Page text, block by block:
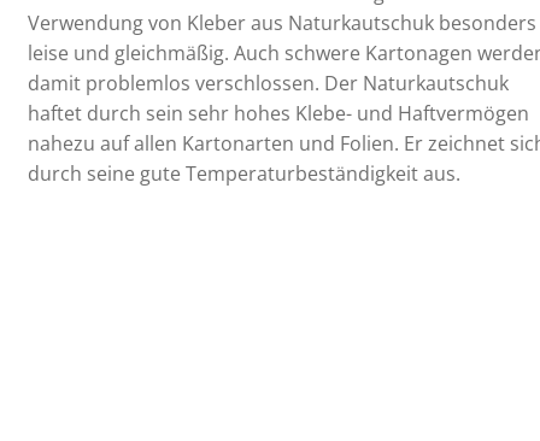
Verwendung von Kleber aus Naturkautschuk besonders
leise und gleichmäßig. Auch schwere Kartonagen
damit problemlos verschlossen. Der Naturkautschuk
haftet durch sein sehr hohes Klebe- und Haftvermögen
nahezu auf allen Kartonarten und Folien. Er zeichnet
durch seine gute Temperaturbeständigkeit aus.